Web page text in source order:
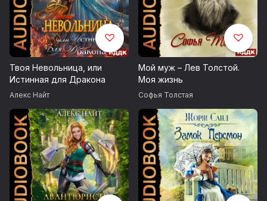
Твоя Невольница, или
Истинная для Дракона
Алекс Найт
Мой муж – Лев Толстой.
Моя жизнь
Софья Толстая